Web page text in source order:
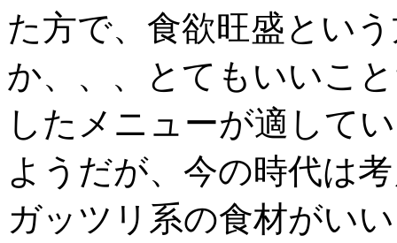
た方で、食欲旺盛とい
か、、、とてもいいこ
したメニューが適して
ようだが、今の時代は
ガッツリ系の食材がい